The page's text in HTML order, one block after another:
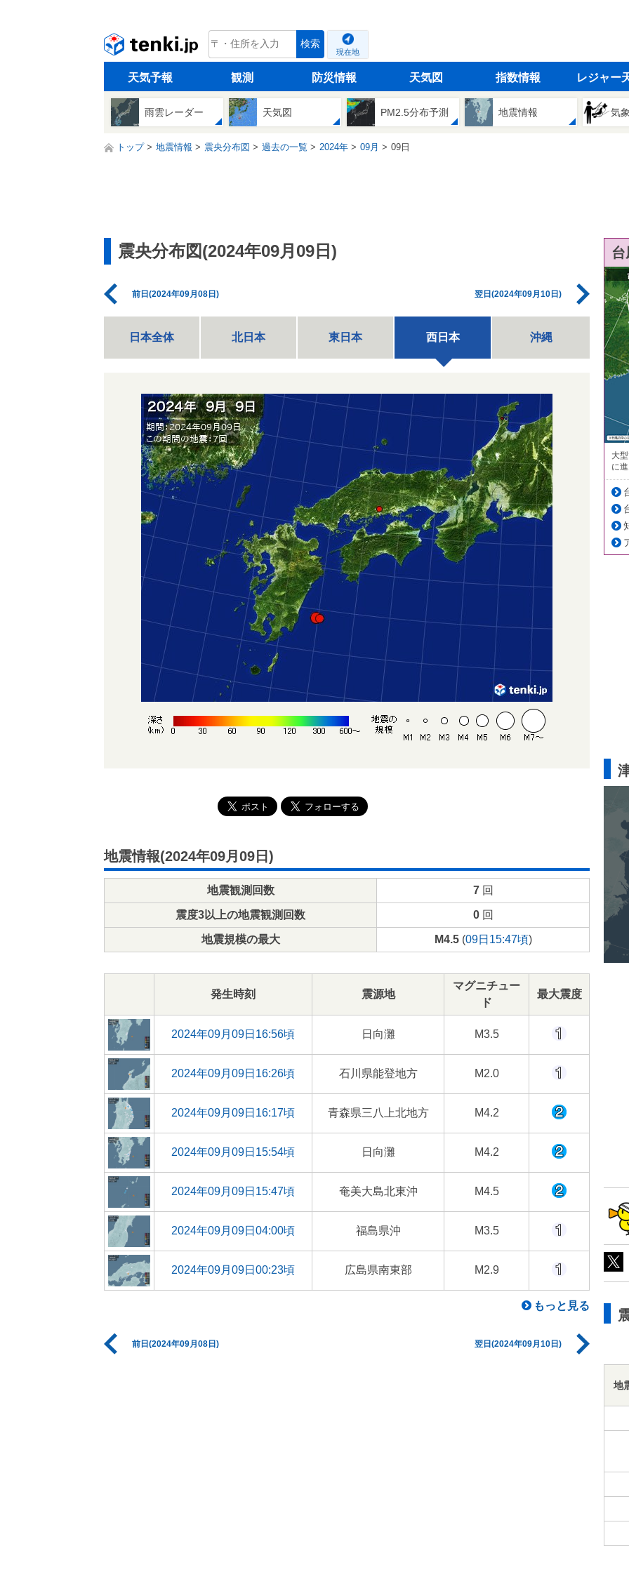
tenki.jp 検索
現在地
天気予報 観測 防災情報 天気図 指数情報 レジャー
雨雲レーダー 天気図 PM2.5分布予測 地震情報 気
トップ 地震情報 震央分布図 過去の一覧 2024年 09月 09日
震央分布図(2024年09月09日)
前日(2024年09月08日) 翌日(2024年09月10日)
日本全体 北日本 東日本 西日本 沖縄
地震情報(2024年09月09日)
地震観測回数 7回
震度3以上の地震観測回数 0回
地震規模の最大 M4.5(09日15:47頃)
発生時刻 震源地
マグニチュー
ド
最大震度
2024年09月09日16:56頃 日向灘 M3.5
2024年09月09日16:26頃 石川県能登地方 M2.0
2024年09月09日16:17頃 青森県三八上北地方 M4.2
2024年09月09日15:54頃 日向灘 M4.2
2024年09月09日15:47頃 奄美大島北東沖 M4.5
2024年09月09日04:00頃 福島県沖 M3.5
2024年09月09日00:23頃 広島県南東部 M2.9
もっと見る
前日(2024年09月08日) 翌日(2024年09月10日)
大
に
地